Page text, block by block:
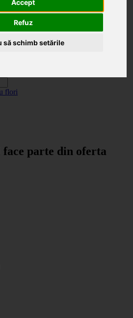
Accept
Refuz
să schimb setările
flori
parte din oferta